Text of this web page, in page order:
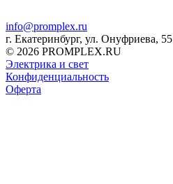
info@promplex.ru
г. Екатеринбург, ул. Онуфриева, 55
© 2026 PROMPLEX.RU
Электрика и свет
Конфиденциальность
Оферта